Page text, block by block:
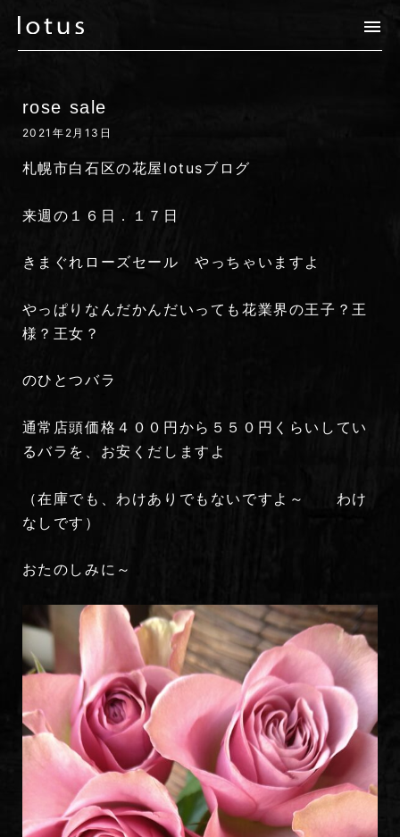
rose sale
2021年2月13日
札幌市白石区の花屋lotusブログ
来週の１６日．１７日
きまぐれローズセール やっちゃいますよ
やっぱりなんだかんだいっても花業界の王子？王
様？王女？
のひとつバラ
通常店頭価格４００円から５５０円くらいしてい
るバラを、お安くだしますよ
（在庫でも、わけありでもないですよ～ わけ
なしです）
おたのしみに～